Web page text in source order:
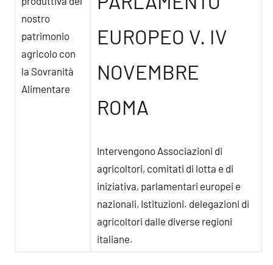
nostro
patrimonio
agricolo con
la Sovranità
Alimentare
EUROPEO V. IV
NOVEMBRE
ROMA
Intervengono Associazioni di
agricoltori, comitati di lotta e di
iniziativa, parlamentari europei e
nazionali, Istituzioni. delegazioni di
agricoltori dalle diverse regioni
italiane.